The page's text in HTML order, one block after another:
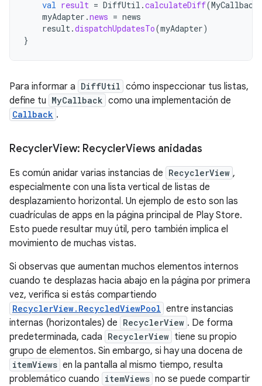
val result = DiffUtil .calculateDiff(MyCallback
myAdapter .news = news
result .dispatchUpdatesTo(myAdapter)
}
Para informar a DiffUtil cómo inspeccionar tus listas,
define tu MyCallback como una implementación de
Callback .
RecyclerView: RecyclerViews anidadas
Es común anidar varias instancias de RecyclerView ,
especialmente con una lista vertical de listas de
desplazamiento horizontal. Un ejemplo de esto son las
cuadrículas de apps en la página principal de Play Store.
Esto puede resultar muy útil, pero también implica el
movimiento de muchas vistas.
Si observas que aumentan muchos elementos internos
cuando te desplazas hacia abajo en la página por primera
vez, verifica si estás compartiendo
RecyclerView.RecycledViewPool entre instancias
internas (horizontales) de RecyclerView . De forma
predeterminada, cada RecyclerView tiene su propio
grupo de elementos. Sin embargo, si hay una docena de
itemViews en la pantalla al mismo tiempo, resulta
problemático cuando itemViews no se puede compartir